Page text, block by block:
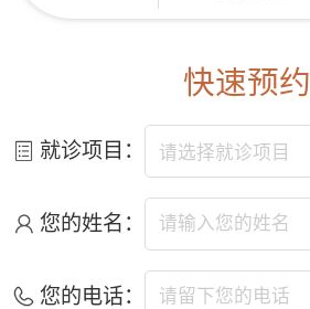
快速预约
就诊项目：
您的姓名：
您的电话：